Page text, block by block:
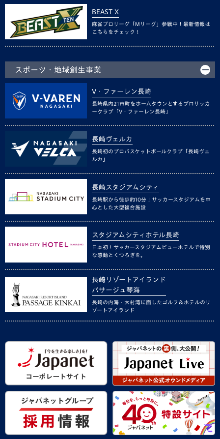
BEAST X
麻雀プロリーグ「Mリーグ」参戦中！最新情報は
こちらをチェック！
スポーツ・地域創生事業
V・ファーレン長崎
長崎県内21市町をホームタウンとするプロサッカ
ークラブ「V・ファーレン長崎」
長崎ヴェルカ
長崎初のプロバスケットボールクラブ「長崎ヴェ
ルカ」
長崎スタジアムシティ
長崎駅から徒歩約10分！サッカースタジアムを中
心とした大型複合施設
スタジアムシティホテル長崎
日本初！サッカースタジアムビューホテルで特別
な感動とくつろぎを。
長崎リゾートアイランド
パサージュ琴海
長崎の内海・大村湾に面したゴルフ＆ホテルのリ
ゾートアイランド